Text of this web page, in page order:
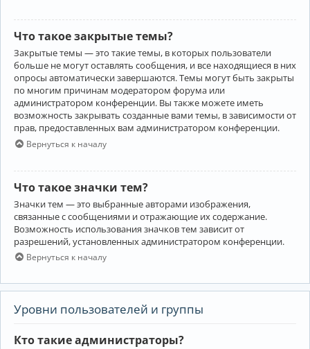
Что такое закрытые темы?
Закрытые темы — это такие темы, в которых пользователи
больше не могут оставлять сообщения, и все находящиеся в них
опросы автоматически завершаются. Темы могут быть закрыты
по многим причинам модератором форума или
администратором конференции. Вы также можете иметь
возможность закрывать созданные вами темы, в зависимости от
прав, предоставленных вам администратором конференции.
Вернуться к началу
Что такое значки тем?
Значки тем — это выбранные авторами изображения,
связанные с сообщениями и отражающие их содержание.
Возможность использования значков тем зависит от
разрешений, установленных администратором конференции.
Вернуться к началу
Уровни пользователей и группы
Кто такие администраторы?